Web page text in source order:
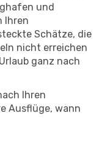
und
Ihren
Schätze, die
nicht erreichen
ganz nach
Ihren
Ausflüge, wann